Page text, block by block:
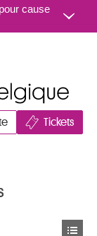
cause
Tickets